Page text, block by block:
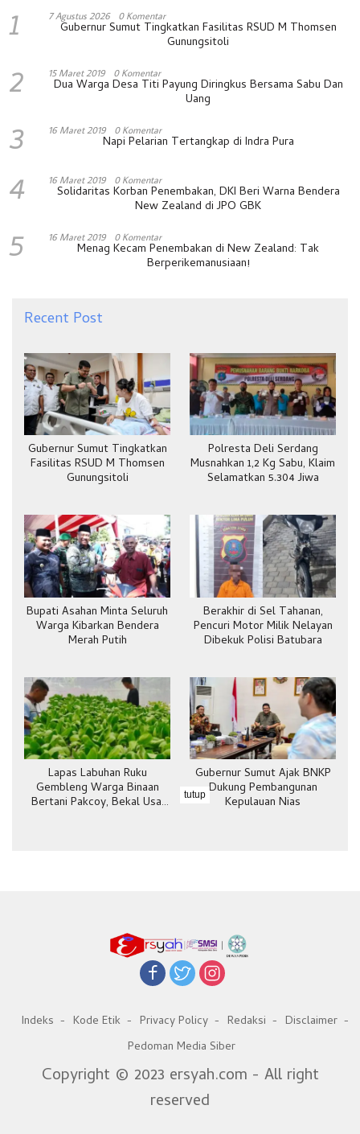
1 7 Agustus 2026 0 Komentar
Gubernur Sumut Tingkatkan Fasilitas RSUD M Thomsen
Gunungsitoli
2 15 Maret 2019 0 Komentar
Dua Warga Desa Titi Payung Diringkus Bersama Sabu Dan
Uang
3 16 Maret 2019 0 Komentar
Napi Pelarian Tertangkap di Indra Pura
4 16 Maret 2019 0 Komentar
Solidaritas Korban Penembakan, DKI Beri Warna Bendera
New Zealand di JPO GBK
5 16 Maret 2019 0 Komentar
Menag Kecam Penembakan di New Zealand: Tak
Berperikemanusiaan!
Recent Post
Gubernur Sumut Tingkatkan
Fasilitas RSUD M Thomsen
Gunungsitoli
Polresta Deli Serdang
Musnahkan 1,2 Kg Sabu, Klaim
Selamatkan 5.304 Jiwa
Bupati Asahan Minta Seluruh
Warga Kibarkan Bendera
Merah Putih
Berakhir di Sel Tahanan,
Pencuri Motor Milik Nelayan
Dibekuk Polisi Batubara
Lapas Labuhan Ruku
Gembleng Warga Binaan
Bertani Pakcoy, Bekal Usai
Gubernur Sumut Ajak BNKP
Dukung Pembangunan
Kepulauan Nias
Indeks Kode Etik Privacy Policy Redaksi
Disclaimer
Pedoman Media Siber
Copyright © 2023 ersyah.com - All right
reserved
tutup